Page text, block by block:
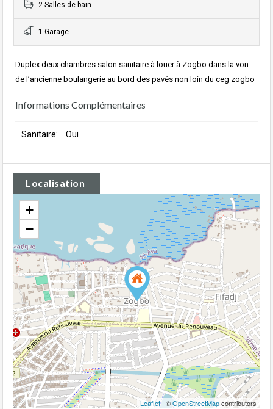
2 Salles de bain
1 Garage
Duplex deux chambres salon sanitaire à louer à Zogbo dans la von
de l’ancienne boulangerie au bord des pavés non loin du ceg zogbo
Informations Complémentaires
Sanitaire: Oui
Localisation
+
−
Leaflet| ©OpenStreetMapcontributors